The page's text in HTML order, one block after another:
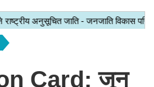
Card: जून